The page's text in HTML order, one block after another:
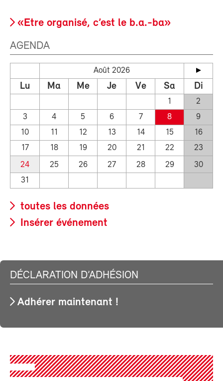
«Etre organisé, c’est le b.a.-ba»
AGENDA
Août 2026
Lu Ma Me Je Ve Sa Di
1
2
3
4 5 6 7 8
9
10
11 12 13 14 15
16
17
18 19 20 21 22
23
24
25 26 27 28 29
30
31
toutes les données
Insérer événement
DÉCLARATION D’ADHÉSION
Adhérer maintenant !